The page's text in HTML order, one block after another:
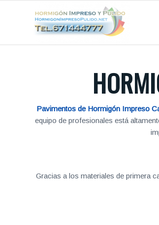
Pavimentos de Hormigón Impreso
equipo de profesionales está
Gracias a los materiales de primera